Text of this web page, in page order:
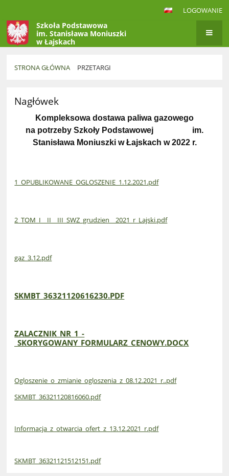
LOGOWANIE
Szkoła Podstawowa
im. Stanisława Moniuszki
w Łajskach
STRONA GŁÓWNA PRZETARGI
PRZETARGI
Nagłówek
Kompleksowa dostawa paliwa gazowego
na potrzeby Szkoły Podstawowej im.
Stanisława Moniuszki w Łajskach w 2022 r.
1_OPUBLIKOWANE_OGLOSZENIE_1.12.2021.pdf
2_TOM_I__II__III_SWZ_grudzien__2021_r_Lajski.pdf
gaz_3.12.pdf
SKMBT_36321120616230.PDF
ZALACZNIK_NR_1_-
_SKORYGOWANY_FORMULARZ_CENOWY.DOCX
Ogloszenie_o_zmianie_ogloszenia_z_08.12.2021_r..pdf
SKMBT_36321120816060.pdf
Informacja_z_otwarcia_ofert_z_13.12.2021_r.pdf
SKMBT_36321121512151.pdf